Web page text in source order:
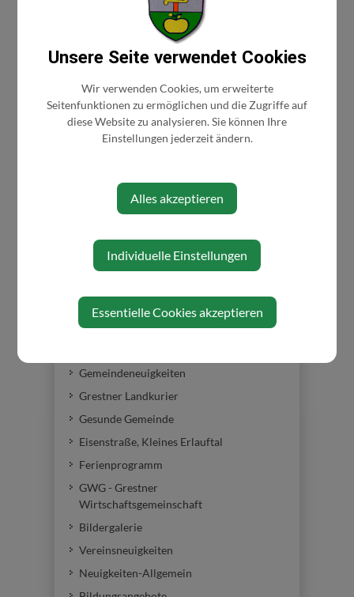
AKTUELLES
Amtstafel
Amtssignatur
Gemeindeneuigkeiten
Grestner Landkurier
Gesunde Gemeinde
Eisenstraße, Kleines Erlauftal
Ferienprogramm
GWG - Grestner
Wirtschaftsgemeinschaft
Bildergalerie
Vereinsneuigkeiten
Neuigkeiten-Allgemein
Unsere Seite verwendet Cookies
Wir verwenden Cookies, um erweiterte
Seitenfunktionen zu ermöglichen und die Zugriffe auf
diese Website zu analysieren. Sie können Ihre
Einstellungen jederzeit ändern.
Alles akzeptieren
Individuelle Einstellungen
Essentielle Cookies akzeptieren